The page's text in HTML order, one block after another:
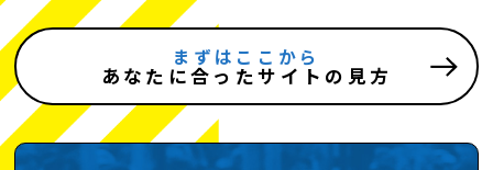
まずはここから
あなたに合ったサイトの見方